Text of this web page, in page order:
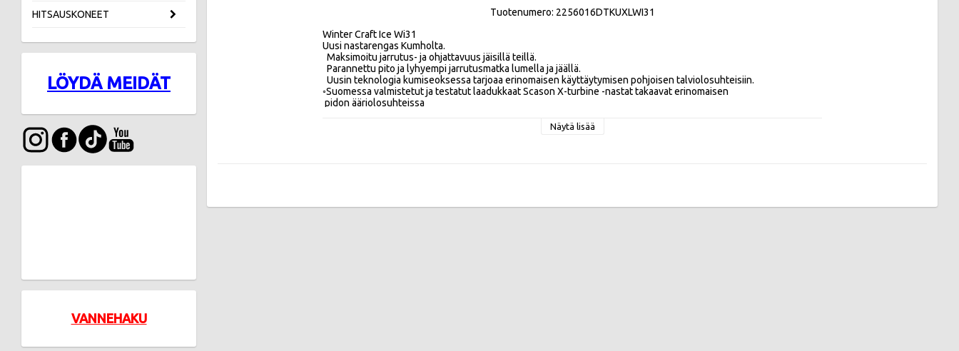
HITSAUSKONEET
LÖYDÄ MEIDÄT
VANNEHAKU
Tuotenumero: 2256016DTKUXLWI31
Winter Craft Ice Wi31
Uusi nastarengas Kumholta.
◦Suomessa valmistetut ja testatut laadukkaat Scason X-turbine -nastat takaavat erinomaisen
pidon ääriolosuhteissa
Näytä lisää